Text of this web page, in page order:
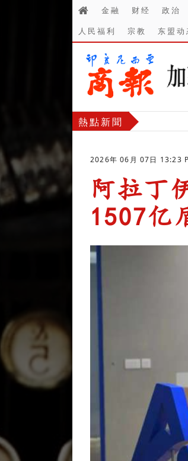
金融 财经 政治
人民福利
宗教 东盟动
熱點新聞
2026年 06月 07日 13:23
阿拉丁
1507亿